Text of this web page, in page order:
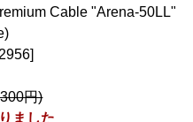
Cable "Arena-50LL"
円)
ました